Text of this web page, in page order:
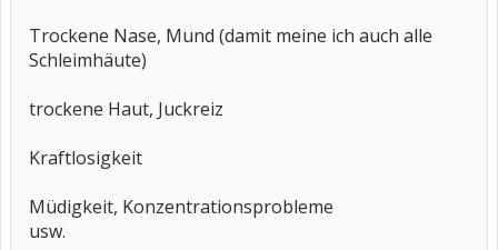
Trockene Nase, Mund (damit meine ich auch alle
Schleimhäute)
trockene Haut, Juckreiz
Kraftlosigkeit
Müdigkeit, Konzentrationsprobleme
usw.